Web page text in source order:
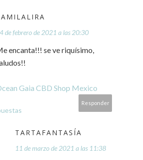
de febrero de 2021 a las 20:30
encanta!!! se ve riquísimo,
Gaia CBD Shop Mexico
Responder
TARTAFANTASÍA
11 de marzo de 2021 a las 11:38